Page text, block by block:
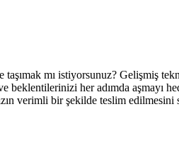
mı istiyorsunuz? Gelişmiş
beklentilerinizi her adımda aşmayı
verimli bir şekilde teslim edilmesini